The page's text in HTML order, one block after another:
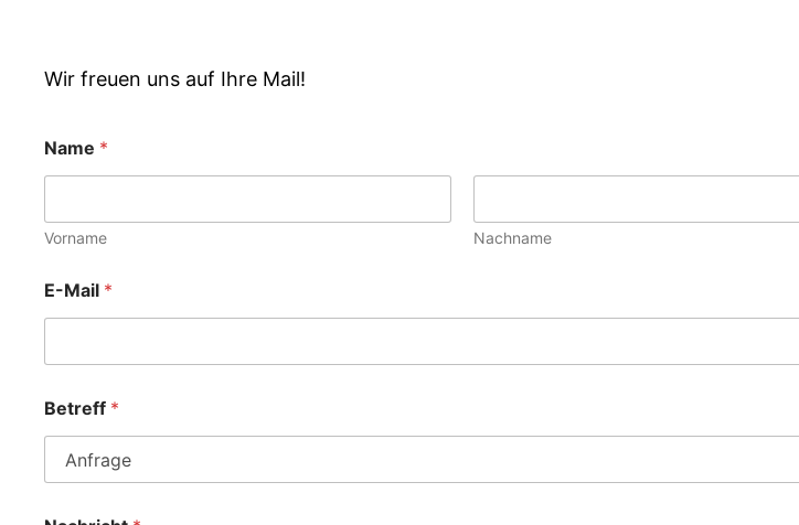
Wir freuen uns auf Ihre Mail!
Name *
Vorname Nachname
E-Mail *
Betreff *